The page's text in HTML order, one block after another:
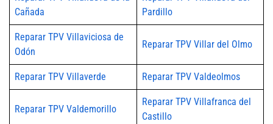
Cañada
Pardillo
Reparar TPV Villaviciosa de
Odón
Reparar TPV Villar del Olmo
Reparar TPV Villaverde Reparar TPV Valdeolmos
Reparar TPV Valdemorillo
Reparar TPV Villafranca del
Castillo